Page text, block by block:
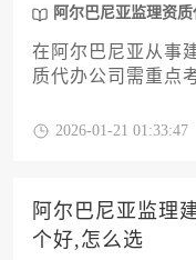
阿尔巴尼亚监理资
在阿尔巴尼亚从事
质代办公司需重点
巴尼亚建筑法规深
2026-01-21 01:33:47
阿尔巴尼亚监理
个好,怎么选